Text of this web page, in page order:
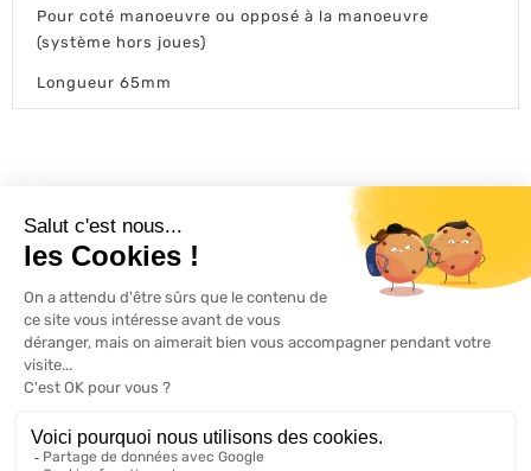
Pour coté manoeuvre ou opposé à la manoeuvre
(système hors joues)
Longueur 65mm
L'ACTU 100% VOLET ROULANT

SERVICES
INFORMATIONS